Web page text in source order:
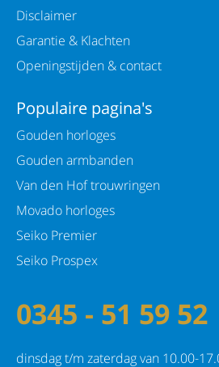
Disclaimer
Garantie & Klachten
Openingstijden & contact
Populaire pagina's
Gouden horloges
Gouden armbanden
Van den Hof trouwringen
Movado horloges
Seiko Premier
Seiko Prospex
0345 - 51 59 52
dinsdag t/m zaterdag van 10.00-